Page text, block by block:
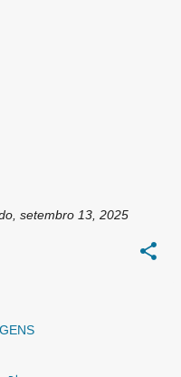
setembro 13, 2025